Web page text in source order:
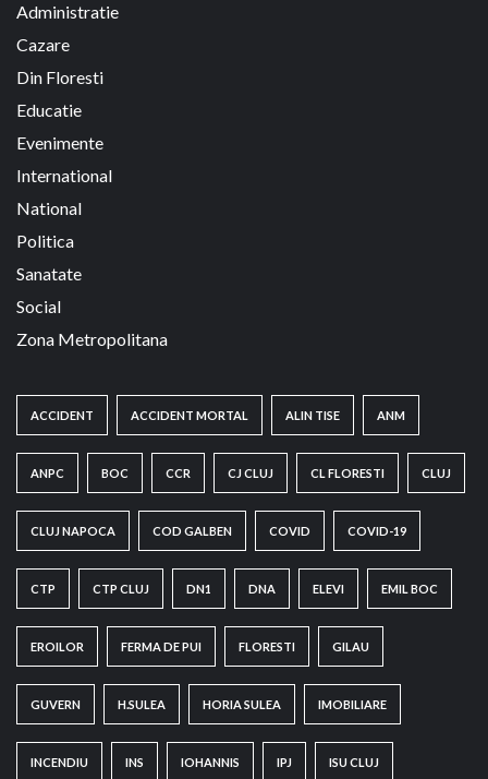
Administratie
Cazare
Din Floresti
Educatie
Evenimente
International
National
Politica
Sanatate
Social
Zona Metropolitana
ACCIDENT ACCIDENT MORTAL ALIN TISE ANM
ANPC BOC CCR CJ CLUJ CL FLORESTI CLUJ
CLUJ NAPOCA COD GALBEN COVID COVID-19
CTP CTP CLUJ DN1 DNA ELEVI EMIL BOC
EROILOR FERMA DE PUI FLORESTI GILAU
GUVERN H.SULEA HORIA SULEA IMOBILIARE
INCENDIU INS IOHANNIS IPJ ISU CLUJ